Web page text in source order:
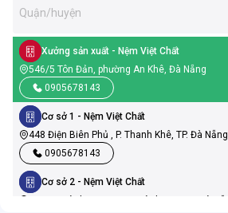
Quận/huyện
Xưởng sản xuất - Nệm Việt Chất
546/5 Tôn Đản, phường An Khê, Đà Nẵng
0905678143
Cơ sở 1 - Nệm Việt Chất
448 Điện Biên Phủ , P. Thanh Khê, TP. Đà Nẵng
0905678143
Cơ sở 2 - Nệm Việt Chất